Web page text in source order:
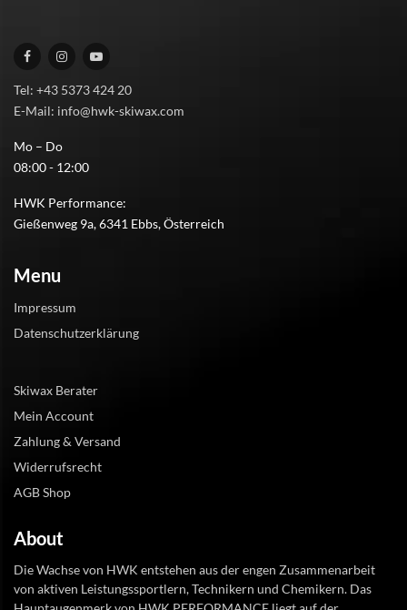
Tel: +43 5373 424 20
E-Mail: info@hwk-skiwax.com
Mo – Do
08:00 - 12:00
HWK Performance:
Gießenweg 9a, 6341 Ebbs, Österreich
Menu
Impressum
Datenschutzerklärung
Skiwax Berater
Mein Account
Zahlung & Versand
Widerrufsrecht
AGB Shop
About
Die Wachse von HWK entstehen aus der engen Zusammenarbeit
von aktiven Leistungssportlern, Technikern und Chemikern. Das